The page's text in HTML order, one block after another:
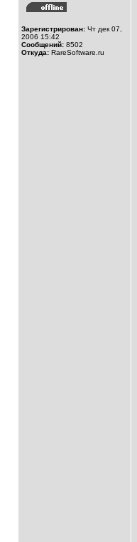
Зарегистрирован: Чт дек 07,
2006 15:42
Сообщений: 8502
Откуда: RareSoftware.ru